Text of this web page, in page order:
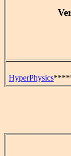
HyperPhysics